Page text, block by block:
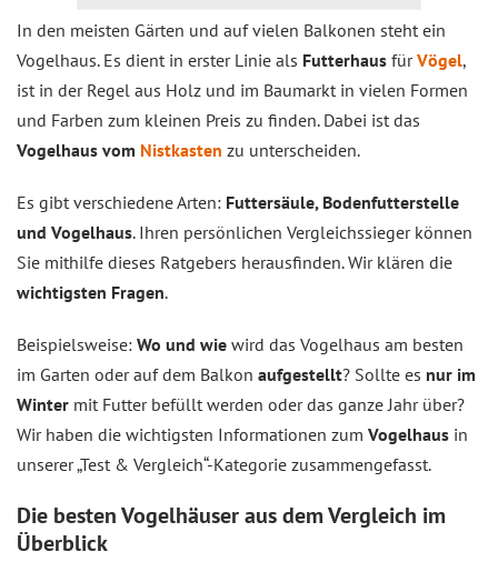
In den meisten Gärten und auf vielen Balkonen steht ein
Vogelhaus. Es dient in erster Linie als Futterhaus fürVögel,
ist in der Regel aus Holz und im Baumarkt in vielen Formen
und Farben zum kleinen Preis zu finden. Dabei ist das
Vogelhaus vom Nistkasten zu unterscheiden.
Es gibt verschiedene Arten: Futtersäule, Bodenfutterstelle
und Vogelhaus. Ihren persönlichen Vergleichssieger können
Sie mithilfe dieses Ratgebers herausfinden. Wir klären die
wichtigsten Fragen.
Beispielsweise: Wo und wie wird das Vogelhaus am besten
im Garten oder auf dem Balkon aufgestellt? Sollte es nur im
Winter mit Futter befüllt werden oder das ganze Jahr über?
Wir haben die wichtigsten Informationen zum Vogelhaus in
unserer „Test & Vergleich“-Kategorie zusammengefasst.
Die besten Vogelhäuser aus demVergleich im
Überblick